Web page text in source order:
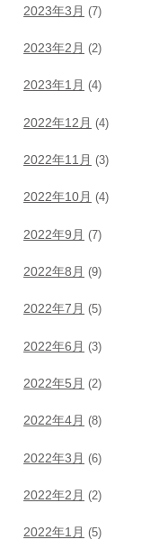
2023年3月 (7)
2023年2月 (2)
2023年1月 (4)
2022年12月 (4)
2022年11月 (3)
2022年10月 (4)
2022年9月 (7)
2022年8月 (9)
2022年7月 (5)
2022年6月 (3)
2022年5月 (2)
2022年4月 (8)
2022年3月 (6)
2022年2月 (2)
2022年1月 (5)